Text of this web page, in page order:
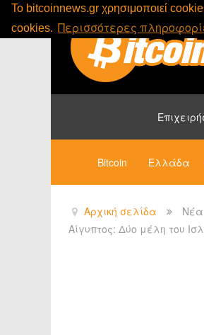
To bitcoinnews.gr χρησιμοποιεί
cookies. Περισσότερες
Bitcoin Ελλάδα
Αρχική σελίδα Νέα
Αίγυπτος: Δύο μέλη του